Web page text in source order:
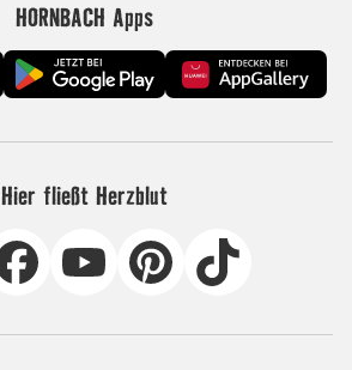
HORNBACH Apps
Hier fließt Herzblut